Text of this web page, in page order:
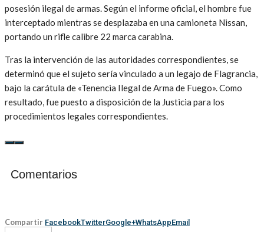
posesión ilegal de armas. Según el informe oficial, el hombre fue
interceptado mientras se desplazaba en una camioneta Nissan,
portando un rifle calibre 22 marca carabina.
Tras la intervención de las autoridades correspondientes, se
determinó que el sujeto sería vinculado a un legajo de Flagrancia,
bajo la carátula de «Tenencia Ilegal de Arma de Fuego». Como
resultado, fue puesto a disposición de la Justicia para los
procedimientos legales correspondientes.
Comentarios
Compartir FacebookTwitterGoogle+WhatsAppEmail